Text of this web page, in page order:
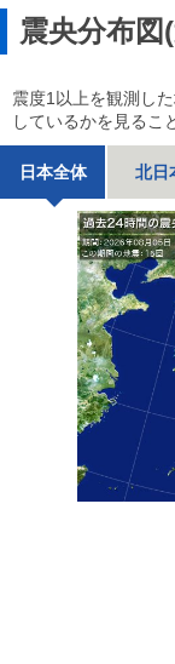
震央分布図
震度1以上を観測し
しているかを見るこ
日本全体 北日